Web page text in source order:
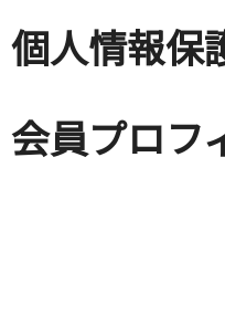
個人情報保
会員プロフ